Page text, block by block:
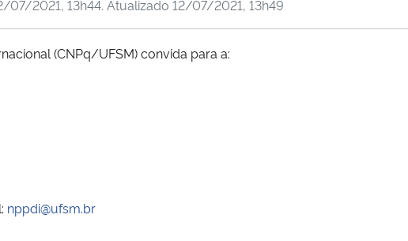
07/2021, 13h44. Atualizado 12/07/2021, 13h49
(CNPq/UFSM) convida para a:
nppdi@ufsm.br